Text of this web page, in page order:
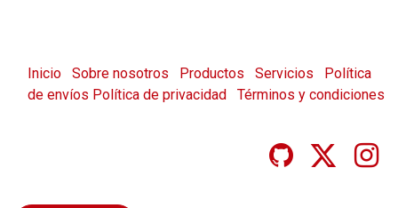
Inicio Sobre nosotros Productos Servicios
Política
de envíos Política de privacidad Términos y condiciones